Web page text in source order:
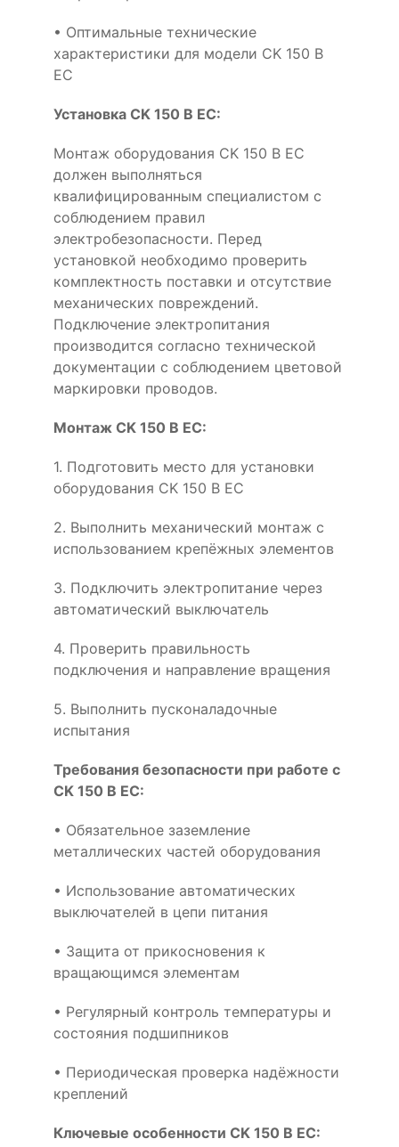
• Оптимальные технические
характеристики для модели CK 150 B
EC
Установка CK 150 B EC:
Монтаж оборудования CK 150 B EC
должен выполняться
квалифицированным специалистом с
соблюдением правил
электробезопасности. Перед
установкой необходимо проверить
комплектность поставки и отсутствие
механических повреждений.
Подключение электропитания
производится согласно технической
документации с соблюдением цветовой
маркировки проводов.
Монтаж CK 150 B EC:
1. Подготовить место для установки
оборудования CK 150 B EC
2. Выполнить механический монтаж с
использованием крепёжных элементов
3. Подключить электропитание через
автоматический выключатель
4. Проверить правильность
подключения и направление вращения
5. Выполнить пусконаладочные
испытания
Требования безопасности при работе с
CK 150 B EC:
• Обязательное заземление
металлических частей оборудования
• Использование автоматических
выключателей в цепи питания
• Защита от прикосновения к
вращающимся элементам
• Регулярный контроль температуры и
состояния подшипников
• Периодическая проверка надёжности
креплений
Ключевые особенности CK 150 B EC: